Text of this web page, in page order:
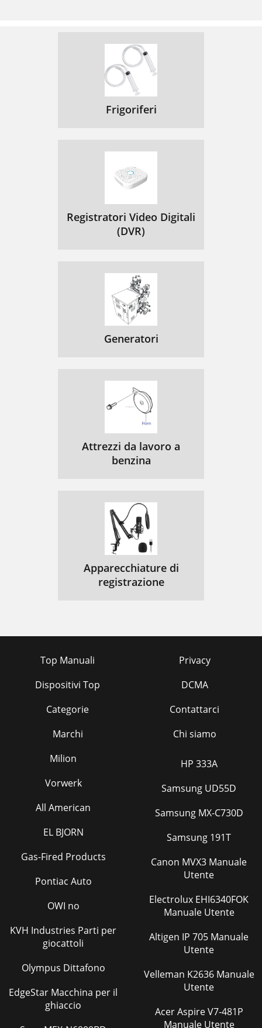
Frigoriferi
Registratori Video Digitali
(DVR)
Generatori
Attrezzi da lavoro a
benzina
Apparecchiature di
registrazione
Top Manuali
Dispositivi Top
Categorie
Marchi
Privacy
DCMA
Contattarci
Chi siamo
Milion
Vorwerk
All American
EL BJORN
Gas-Fired Products
Pontiac Auto
OWI no
KVH Industries Parti per
giocattoli
Olympus Dittafono
EdgeStar Macchina per il
ghiaccio
HP 333A
Samsung UD55D
Samsung MX-C730D
Samsung 191T
Canon MVX3 Manuale
Utente
Electrolux EHI6340FOK
Manuale Utente
Altigen IP 705 Manuale
Utente
Velleman K2636 Manuale
Utente
Acer Aspire V7-481P
Manuale Utente